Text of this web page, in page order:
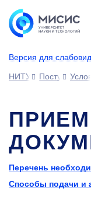
Версия для
НИТУ МИСИС
ПРИЕМ
Перечень
Способы подачи и